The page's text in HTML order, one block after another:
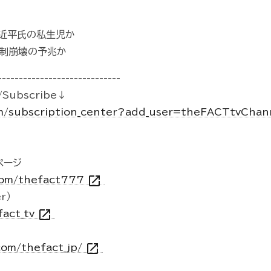
平氏の私生児か
崩壊の予兆か
/Subscribe↓
ジ
thefact777 open_in_new
open_in_new
thefact_jp/ open_in_new